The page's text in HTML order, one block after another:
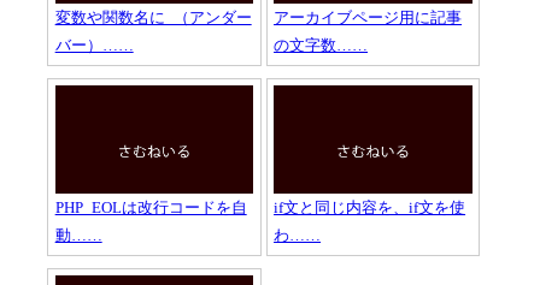
変数や関数名に_（アンダー
バー）……
アーカイブページ用に記事
の文字数……
PHP_EOLは改行コードを自
動……
if文と同じ内容を、if文を使
わ……